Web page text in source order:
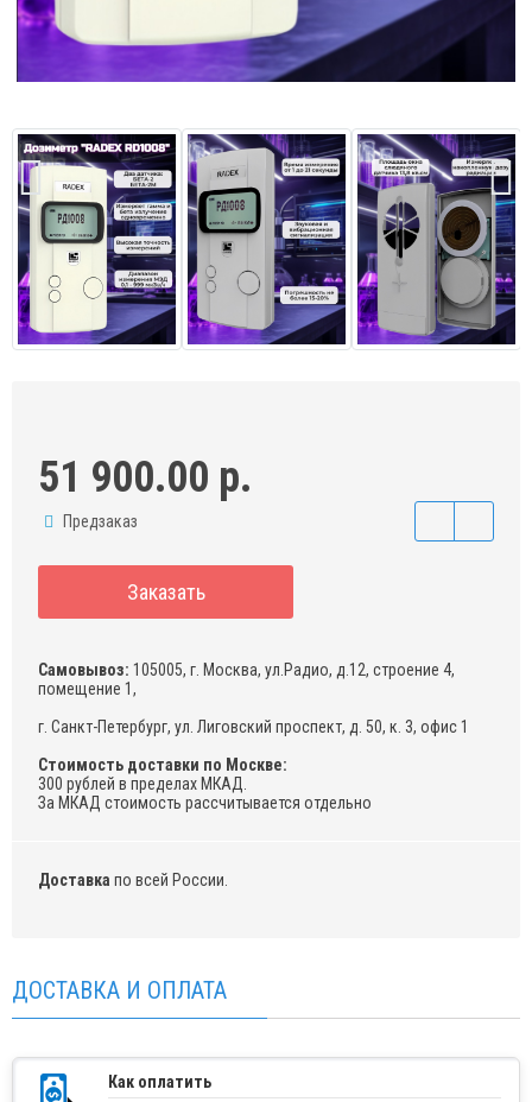
51 900.00 р.
Предзаказ
Заказать
Самовывоз: 105005, г. Москва, ул.Радио, д.12, строение 4,
помещение 1,
г. Санкт-Петербург, ул. Лиговский проспект, д. 50, к. 3, офис 1
Стоимость доставки по Москве:
300 рублей в пределах МКАД.
За МКАД стоимость рассчитывается отдельно
Доставка по всей России.
ДОСТАВКА И ОПЛАТА
Как оплатить